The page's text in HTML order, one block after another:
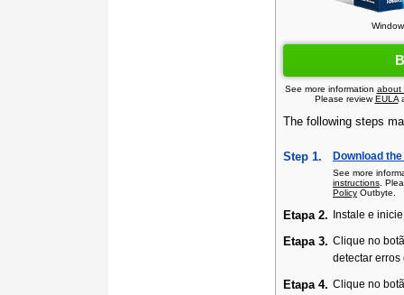
See more information about
Please reviewEULA
The following steps
Step 1. Download
See more
instructions .
Policy Outbyte.
Etapa 2. Instale e
Etapa 3. Clique no
detectar
Etapa 4. Clique no